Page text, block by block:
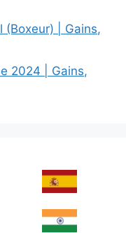
(Boxeur) | Gains,
2024 | Gains,